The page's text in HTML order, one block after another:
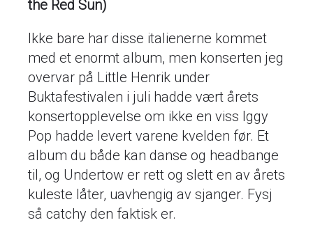
the Red Sun)
Ikke bare har disse italienerne kommet
med et enormt album, men konserten jeg
overvar på Little Henrik under
Buktafestivalen i juli hadde vært årets
konsertopplevelse om ikke en viss Iggy
Pop hadde levert varene kvelden før. Et
album du både kan danse og headbange
til, og Undertow er rett og slett en av årets
kuleste låter, uavhengig av sjanger. Fysj
så catchy den faktisk er.